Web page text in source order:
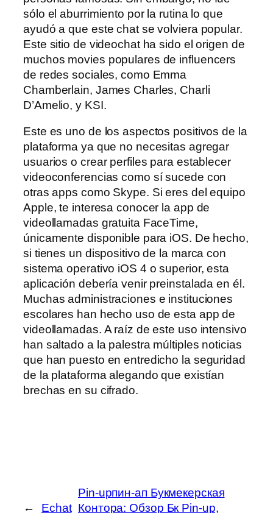
sólo el aburrimiento por la rutina lo que
ayudó a que este chat se volviera popular.
Este sitio de videochat ha sido el origen de
muchos movies populares de influencers
de redes sociales, como Emma
Chamberlain, James Charles, Charli
D’Amelio, y KSI.
Este es uno de los aspectos positivos de la
plataforma ya que no necesitas agregar
usuarios o crear perfiles para establecer
videoconferencias como sí sucede con
otras apps como Skype. Si eres del equipo
Apple, te interesa conocer la app de
videollamadas gratuita FaceTime,
únicamente disponible para iOS. De hecho,
si tienes un dispositivo de la marca con
sistema operativo iOS 4 o superior, esta
aplicación debería venir preinstalada en él.
Muchas administraciones e instituciones
escolares han hecho uso de esta app de
videollamadas. A raíz de este uso intensivo
han saltado a la palestra múltiples noticias
que han puesto en entredicho la seguridad
de la plataforma alegando que existían
brechas en su cifrado.
←
Echat
Pin-upпин-ап Букмекерская
Контора: Обзор Бк Pin-up,